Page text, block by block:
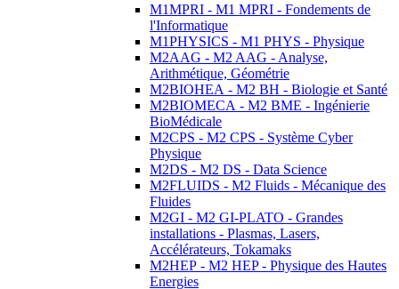
M1MPRI - M1 MPRI - Fondements de
l'Informatique
M1PHYSICS - M1 PHYS - Physique
M2AAG - M2 AAG - Analyse,
Arithmétique, Géométrie
M2BIOHEA - M2 BH - Biologie et Santé
M2BIOMECA - M2 BME - Ingénierie
BioMédicale
M2CPS - M2 CPS - Système Cyber
Physique
M2DS - M2 DS - Data Science
M2FLUIDS - M2 Fluids - Mécanique des
Fluides
M2GI - M2 GI-PLATO - Grandes
installations - Plasmas, Lasers,
Accélérateurs, Tokamaks
M2HEP - M2 HEP - Physique des Hautes
Energies